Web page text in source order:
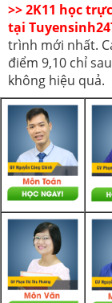
>> 2K11 học
tại
trình mới nhất.
điểm 9,10 chỉ
không hiệu quả.